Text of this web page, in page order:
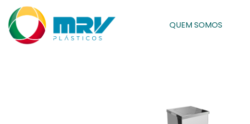
QUEM SOMOS